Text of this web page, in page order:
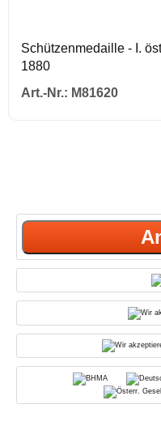
Schützenmedaille - I.
1880
Art.-Nr.: M81620